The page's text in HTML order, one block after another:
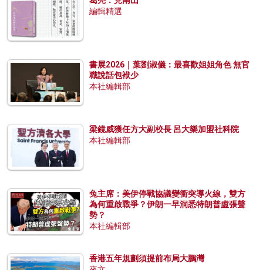
編輯精選
書展2026｜葉劉淑儀：最喜歡姐姐角色 無官
職說話包袱少
本社編輯部
梁鏡威獲任方大副校長 呂大樂加盟社科院
本社編輯部
兔主席：美伊停戰協議變衝突導火線，雙方
為何重啟戰爭？伊朗一早洞悉特朗普虛張聲
勢？
本社編輯部
香港五年規劃須提前布局大鵬灣